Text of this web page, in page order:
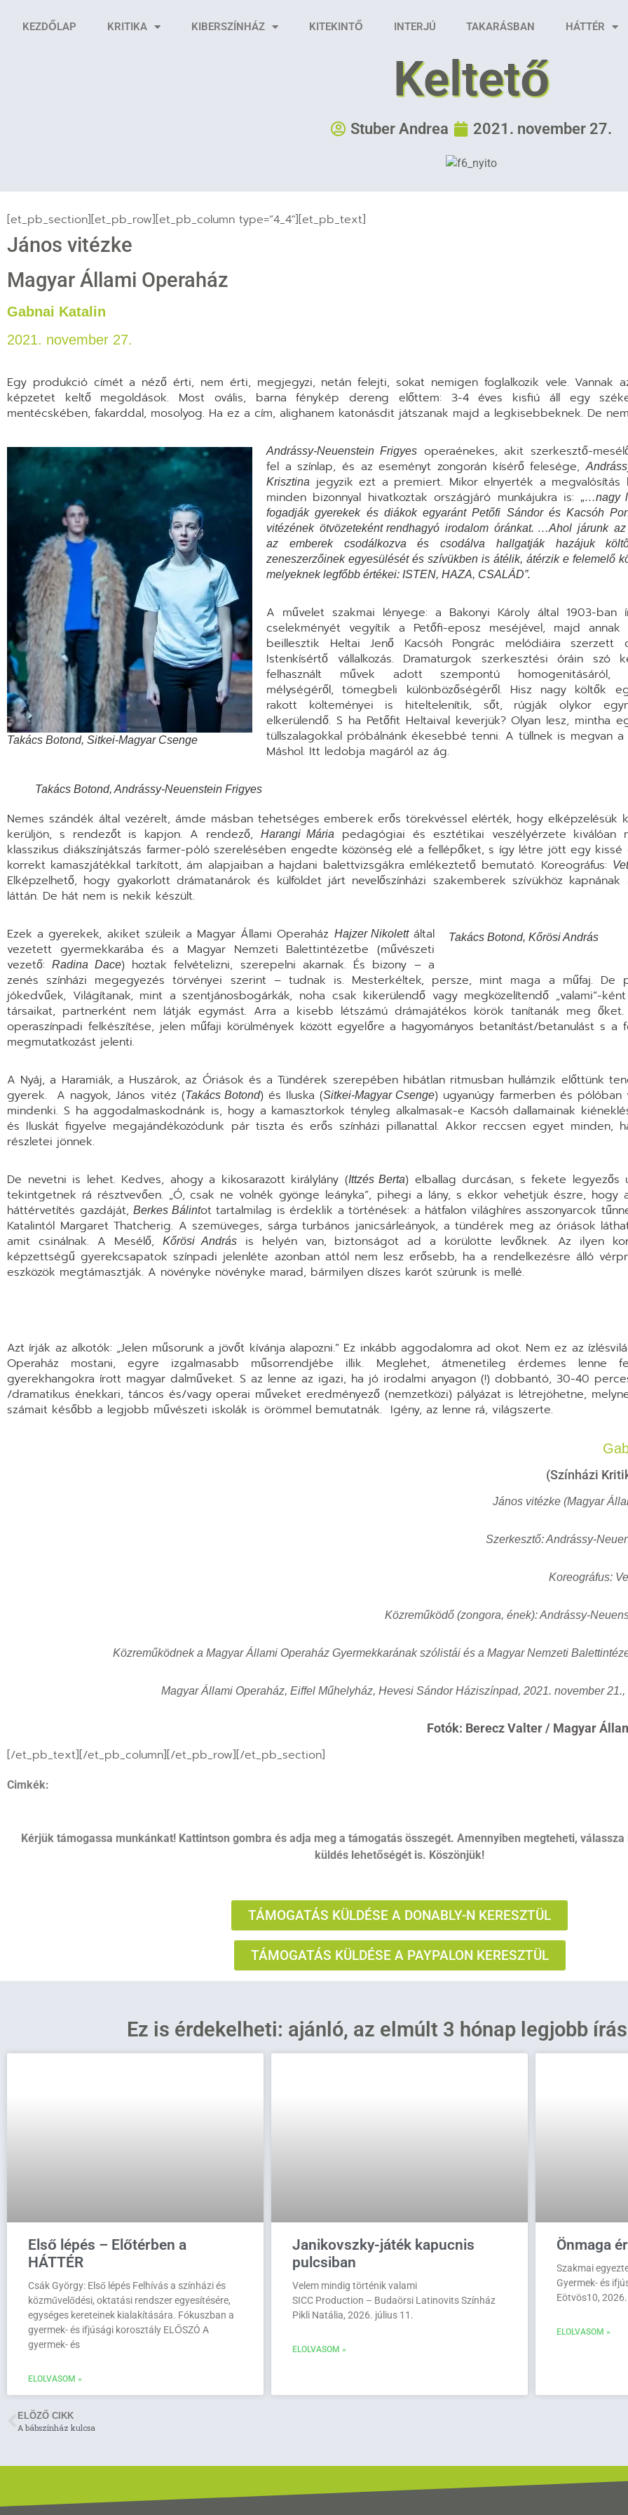
KEZDŐLAP KRITIKA KIBERSZÍNHÁZ KITEKINTŐ INTERJÚ TAKARÁSBAN HÁTTÉR
Keltető
Stuber Andrea 2021. november 27.
[et_pb_section][et_pb_row][et_pb_column type=”4_4″][et_pb_text]
János vitézke
Magyar Állami Operaház
Gabnai Katalin
2021. november 27.
Egy produkció címét a néző érti, nem érti, megjegyzi, netán felejti, sokat nemigen foglalkozik vele. Vannak
képzetet keltő megoldások. Most ovális, barna fénykép dereng előttem: 3-4 éves kisfiú áll egy
mentécskében, fakarddal, mosolyog. Ha ez a cím, alighanem katonásdit játszanak majd a legkisebbeknek. De
Takács Botond, Sitkei-Magyar Csenge
Andrássy-Neuenstein Frigyesoperaénekes, akit szerkesztő-
fel a színlap, és az eseményt zongorán kísérő felesége,
Krisztina
jegyzik ezt a premiert. Mikor elnyerték a megvalósítás
minden bizonnyal hivatkoztak országjáró munkájukra is:
„…nagy
fogadják gyerekek és diákok egyaránt Petőfi Sándor és Kacsóh
vitézének ötvözeteként rendhagyó irodalom óránkat. …Ahol járunk
az emberek csodálkozva és csodálva hallgatják hazájuk
zeneszerzőinek egyesülését és szívükben is átélik, átérzik e felemelő
melyeknek legfőbb értékei: ISTEN, HAZA, CSALÁD”.
A művelet szakmai lényege: a Bakonyi Károly által 1903-ban
cselekményét vegyítik a Petőfi-eposz meséjével, majd annak
beillesztik Heltai Jenő Kacsóh Pongrác melódiáira szerzett
Istenkísértő vállalkozás. Dramaturgok szerkesztési óráin szó
felhasznált művek adott szempontú homogenitásáról,
mélységéről, tömegbeli különbözőségéről. Hisz nagy költők
rakott költeményei is hiteltelenítik, sőt, rúgják olykor
elkerülendő. S ha Petőfit Heltaival keverjük? Olyan lesz, mintha
tüllszalagokkal próbálnánk ékesebbé tenni. A tüllnek is megvan a
Máshol. Itt ledobja magáról az ág.
Takács Botond, Andrássy-Neuenstein Frigyes
Nemes szándék által vezérelt, ámde másban tehetséges emberek erős törekvéssel elérték, hogy elképzelésük
kerüljön, s rendezőt is kapjon. A rendező,
Harangi Mária
pedagógiai és esztétikai veszélyérzete kiválóan
klasszikus diákszínjátszás farmer-póló szerelésében engedte közönség elé a fellépőket, s így létre jött egy kissé
korrekt kamaszjátékkal tarkított, ám alapjaiban a hajdani balettvizsgákra emlékeztető bemutató. Koreográfus:
Elképzelhető, hogy gyakorlott drámatanárok és külföldet járt nevelőszínházi szakemberek szívükhöz kapnának
láttán. De hát nem is nekik készült.
Takács Botond, Kőrösi András
Ezek a gyerekek, akiket szüleik a Magyar Állami Operaház Hajzer Nikolettáltal
vezetett gyermekkarába és a Magyar Nemzeti Balettintézetbe (művészeti
vezető:Radina Dace) hoztak felvételizni, szerepelni akarnak. És bizony – a
zenés színházi megegyezés törvényei szerint – tudnak is. Mesterkéltek, persze, mint maga a műfaj. De
jókedvűek, Világítanak, mint a szentjánosbogárkák, noha csak kikerülendő vagy megközelítendő „valami”-
társaikat, partnerként nem látják egymást. Arra a kisebb létszámú drámajátékos körök tanítanák meg
operaszínpadi felkészítése, jelen műfaji körülmények között egyelőre a hagyományos betanítást/betanulást s a
megmutatkozást jelenti.
A Nyáj, a Haramiák, a Huszárok, az Óriások és a Tündérek szerepében hibátlan ritmusban hullámzik előttünk
gyerek. A nagyok, János vitéz (Takács Botond) és Iluska (Sitkei-Magyar Csenge) ugyanúgy farmerben és pólóban
mindenki. S ha aggodalmaskodnánk is, hogy a kamasztorkok tényleg alkalmasak-e Kacsóh dallamainak
és Iluskát figyelve megajándékozódunk pár tiszta és erős színházi pillanattal. Akkor reccsen egyet minden,
részletei jönnek.
De nevetni is lehet. Kedves, ahogy a kikosarazott királylány (Ittzés Berta) elballag durcásan, s fekete legyezős
tekintgetnek rá résztvevően. „Ó, csak ne volnék gyönge leányka”, pihegi a lány, s ekkor vehetjük észre, hogy
háttérvetítés gazdáját,Berkes Bálintot tartalmilag is érdeklik a történések: a hátfalon világhíres asszonyarcok
Katalintól Margaret Thatcherig. A szemüveges, sárga turbános janicsárleányok, a tündérek meg az óriások
amit csinálnak. A Mesélő,
Kőrösi Andrásis helyén van, biztonságot ad a körülötte levőknek. Az ilyen
képzettségű gyerekcsapatok színpadi jelenléte azonban attól nem lesz erősebb, ha a rendelkezésre álló
eszközök megtámasztják. A növényke növényke marad, bármilyen díszes karót szúrunk is mellé.
Azt írják az alkotók: „Jelen műsorunk a jövőt kívánja alapozni.” Ez inkább aggodalomra ad okot. Nem ez az
Operaház mostani, egyre izgalmasabb műsorrendjébe illik. Meglehet, átmenetileg érdemes lenne
gyerekhangokra írott magyar dalműveket. S az lenne az igazi, ha jó irodalmi anyagon (!) dobbantó, 30-40
/dramatikus énekkari, táncos és/vagy operai műveket eredményező (nemzetközi) pályázat is létrejöhetne,
számait később a legjobb művészeti iskolák is örömmel bemutatnák. Igény, az lenne rá, világszerte.
(Színházi
János vitézke (Magyar
Szerkesztő: Andrássy-
Koreográfus:
Közreműködő (zongora, ének): Andrássy-
Közreműködnek a Magyar Állami Operaház Gyermekkarának szólistái és a Magyar Nemzeti
Magyar Állami Operaház, Eiffel Műhelyház, Hevesi Sándor Háziszínpad, 2021. november 21.,
Fotók: Berecz Valter / Magyar
[/et_pb_text][/et_pb_column][/et_pb_row][/et_pb_section]
Cimkék:
Kérjük támogassa munkánkat! Kattintson gombra és adja meg a támogatás összegét. Amennyiben megteheti,
küldés lehetőségét is. Köszönjük!
TÁMOGATÁS KÜLDÉSE A DONABLY-N KERESZTÜL
TÁMOGATÁS KÜLDÉSE A PAYPALON KERESZTÜL
Ez is érdekelheti: ajánló, az elmúlt 3 hónap legjobb
Első lépés – Előtérben a
HÁTTÉR
Csák György: Első lépés Felhívás a színházi és
közművelődési, oktatási rendszer egyesítésére,
egységes kereteinek kialakítására. Fókuszban a
gyermek- és ifjúsági korosztály ELŐSZÓ A
gyermek- és
ELOLVASOM »
Janikovszky-játék kapucnis
pulcsiban
Velem mindig történik valami
SICC Production – Budaörsi Latinovits Színház
Pikli Natália, 2026. július 11.
ELOLVASOM »
Önmaga
Szakmai
Gyermek- és
Eötvös10,
ELOLVASOM »
ELÖZŐ CIKK
A bábszínház kulcsa